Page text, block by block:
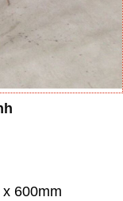
600mm